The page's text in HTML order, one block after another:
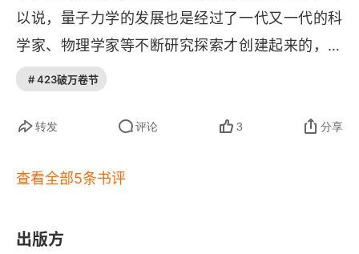
量子计算
第五章 相聚
第六章 教训与价值
实证主义和现实主义
整体论
以说，量子力学的发展也是经过了一代又一代的科
学家、物理学家等不断研究探索才创建起来的，虽
然它与广义相对论不能很好地兼容，但是在很多领
验证和应用。通过这本书的学习，把量子力学最基
二值逻辑，非 0 即 1，二者不可能同时发生，而量
有态的叠加。 量子力学一个基本原理是不确定性原
# 423破万卷节
转发 评论 3 分享
查看全部5条书评
出版方